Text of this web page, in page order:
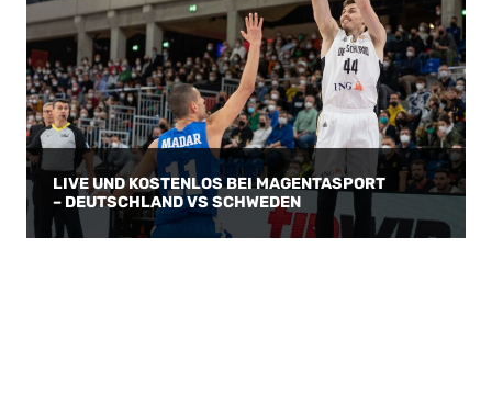
LIVE UND KOSTENLOS BEI MAGENTASPORT
– DEUTSCHLAND VS SCHWEDEN